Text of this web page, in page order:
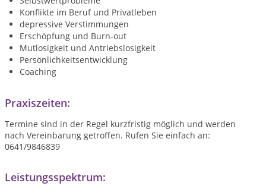
Konflikte im Beruf und Privatleben
depressive Verstimmungen
Erschöpfung und Burn-out
Mutlosigkeit und Antriebslosigkeit
Persönlichkeitsentwicklung
Coaching
Praxiszeiten:
Termine sind in der Regel kurzfristig möglich und werden
nach Vereinbarung getroffen. Rufen Sie einfach an:
0641/9846839
Leistungsspektrum: